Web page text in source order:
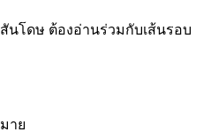
นโดษ ต้องอ่านร่วมกับเส้นรอบ
าย